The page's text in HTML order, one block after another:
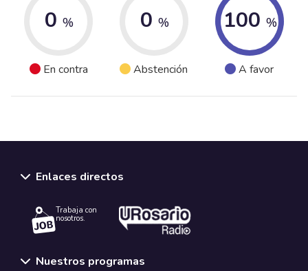
0 %
En contra
0 %
Abstención
100 %
A favor
Enlaces directos
Trabaja con
nosotros.
Nuestros programas